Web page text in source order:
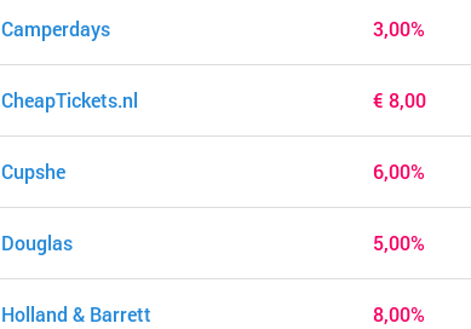
Camperdays 3,00%
CheapTickets.nl € 8,00
Cupshe 6,00%
Douglas 5,00%
Holland & Barrett 8,00%